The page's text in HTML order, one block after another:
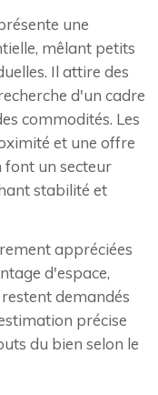
une
mêlant petits
Il attire des
d'un cadre
commodités. Les
et une offre
font un secteur
stabilité et
appréciées
d'espace,
demandés
précise
du bien selon le